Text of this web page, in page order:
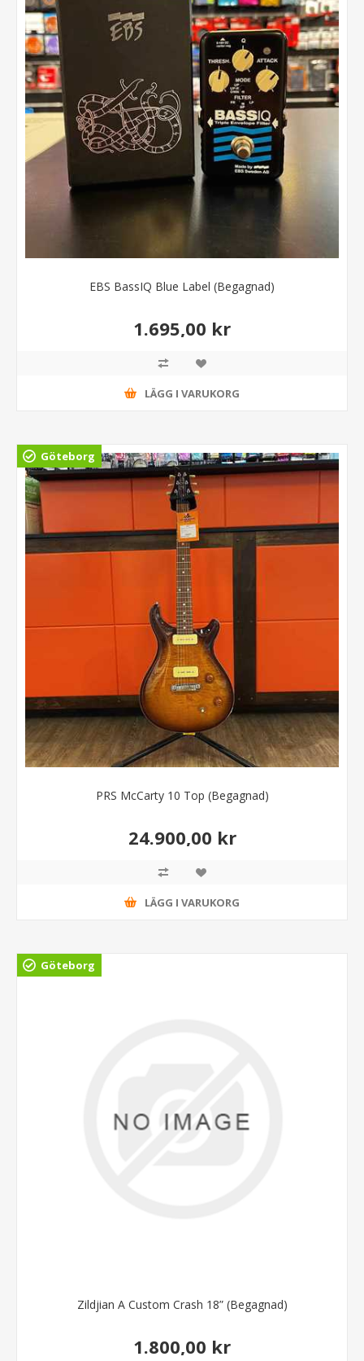
EBS BassIQ Blue Label (Begagnad)
1.695,00 kr
LÄGG I VARUKORG
Göteborg
PRS McCarty 10 Top (Begagnad)
24.900,00 kr
LÄGG I VARUKORG
Göteborg
Zildjian A Custom Crash 18” (Begagnad)
1.800,00 kr